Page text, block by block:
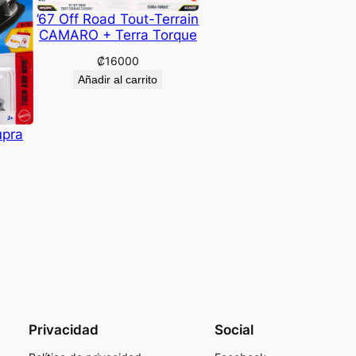
’67 Off Road Tout-Terrain
CAMARO + Terra Torque
₡16000
Añadir al carrito
Privacidad Social